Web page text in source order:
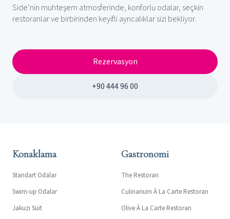
Side’nin muhteşem atmosferinde, konforlu odalar, seçkin
restoranlar ve birbirinden keyifli ayrıcalıklar sizi bekliyor.
Rezervasyon
+90 444 96 00
Konaklama
Standart Odalar
Swim-up Odalar
Jakuzi Süit
Gastronomi
The Restoran
Culinarium À La Carte Restoran
Olive À La Carte Restoran